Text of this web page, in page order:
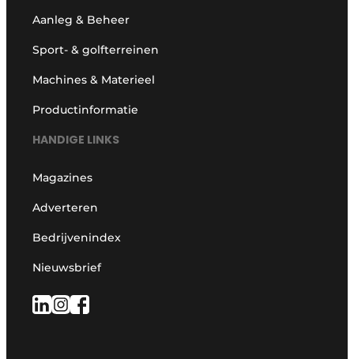
Aanleg & Beheer
Sport- & golfterreinen
Machines & Materieel
Productinformatie
HANDIGE LINKS
Magazines
Adverteren
Bedrijvenindex
Nieuwsbrief